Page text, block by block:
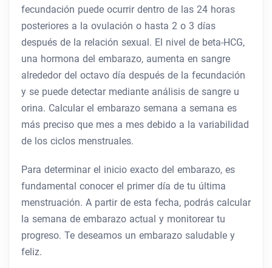
fecundación puede ocurrir dentro de las 24 horas
posteriores a la ovulación o hasta 2 o 3 días
después de la relación sexual. El nivel de beta-HCG,
una hormona del embarazo, aumenta en sangre
alrededor del octavo día después de la fecundación
y se puede detectar mediante análisis de sangre u
orina. Calcular el embarazo semana a semana es
más preciso que mes a mes debido a la variabilidad
de los ciclos menstruales.
Para determinar el inicio exacto del embarazo, es
fundamental conocer el primer día de tu última
menstruación. A partir de esta fecha, podrás calcular
la semana de embarazo actual y monitorear tu
progreso. Te deseamos un embarazo saludable y
feliz.